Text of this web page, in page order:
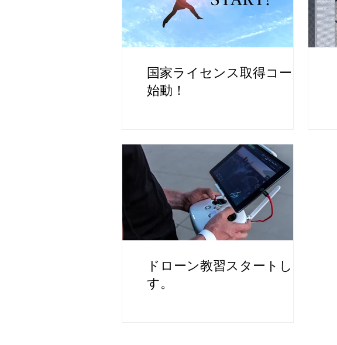
国家ライセンス取得コース
始動！
ドローン教習スタートしま
す。